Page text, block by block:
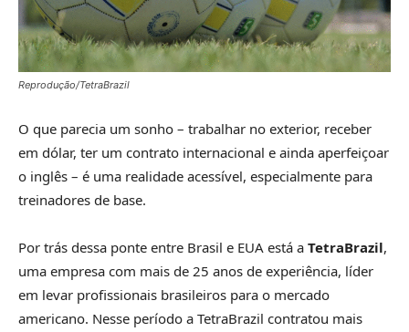
Reprodução/TetraBrazil
O que parecia um sonho – trabalhar no exterior, receber
em dólar, ter um contrato internacional e ainda aperfeiçoar
o inglês – é uma realidade acessível, especialmente para
treinadores de base.
Por trás dessa ponte entre Brasil e EUA está a TetraBrazil,
uma empresa com mais de 25 anos de experiência, líder
em levar profissionais brasileiros para o mercado
americano. Nesse período a TetraBrazil contratou mais